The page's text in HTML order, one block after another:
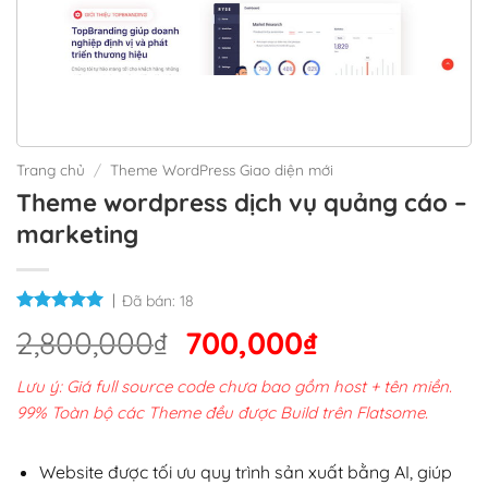
Trang chủ / Theme WordPress Giao diện mới
Theme wordpress dịch vụ quảng cáo –
marketing
Đã bán: 18
2,800,000₫ Giá
gốc
là:
2,800,000₫.
700,000₫Giá
hiện
tại
700,000₫.
Lưu ý: Giá full source code chưa bao gồm host + tên miền.
99% Toàn bộ các Theme đều được Build trên Flatsome.
Website được tối ưu quy trình sản xuất bằng AI, giúp